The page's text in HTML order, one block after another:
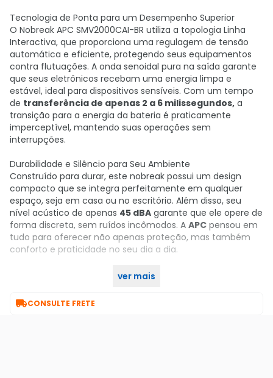
Tecnologia de Ponta para um Desempenho Superior
O Nobreak APC SMV2000CAI-BR utiliza a topologia Linha
Interactiva, que proporciona uma regulagem de tensão
automática e eficiente, protegendo seus equipamentos
contra flutuações. A onda senoidal pura na saída garante
que seus eletrônicos recebam uma energia limpa e
estável, ideal para dispositivos sensíveis. Com um tempo
de transferência de apenas 2 a 6 milissegundos, a
transição para a energia da bateria é praticamente
imperceptível, mantendo suas operações sem
interrupções.
Durabilidade e Silêncio para Seu Ambiente
Construído para durar, este nobreak possui um design
compacto que se integra perfeitamente em qualquer
espaço, seja em casa ou no escritório. Além disso, seu
nível acústico de apenas 45 dBA garante que ele opere de
forma discreta, sem ruídos incômodos. A APC pensou em
tudo para oferecer não apenas proteção, mas também
conforto e praticidade no seu dia a dia.
ver mais
CONSULTE FRETE